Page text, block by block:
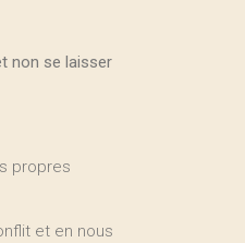
non se laisser
propres
et en nous